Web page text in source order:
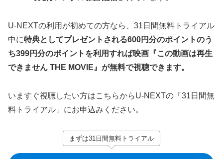
U-NEXTの利用が初めての方なら、31日間無料トライアル
中に特典としてプレゼントされる600円分のポイントのう
ち399円分のポイントを利用すれば映画『この動画は再生
できません THE MOVIE』が無料で視聴できます。
いますぐ視聴したい方はこちらからU-NEXTの「31日間無
料トライアル」にお申込みください。
まずは31日間無料トライアル